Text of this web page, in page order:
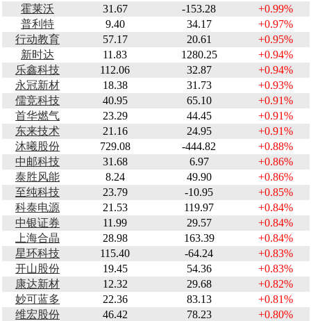
霍莱沃
31.67 -153.28
+0.99%
普利特
9.40 34.17
+0.97%
行动教育
57.17 20.61
+0.95%
新时达
11.83 1280.25
+0.94%
乐鑫科技
112.06 32.87
+0.94%
永冠新材
18.38 31.73
+0.93%
儒竞科技
40.95 65.10
+0.91%
首华燃气
23.29 44.45
+0.91%
东来技术
21.16 24.95
+0.91%
沐曦股份
729.08 -444.82
+0.88%
中邮科技
31.68 6.97
+0.86%
泰胜风能
8.24 49.90
+0.86%
至纯科技
23.79 -10.95
+0.85%
科泰电源
21.53 119.97
+0.84%
中银证券
11.99 29.57
+0.84%
上海合晶
28.98 163.39
+0.84%
星环科技
115.40 -64.24
+0.83%
开山股份
19.45 54.36
+0.83%
康达新材
12.32 29.68
+0.82%
妙可蓝多
22.36 83.13
+0.81%
维宏股份
46.42 78.23
+0.80%